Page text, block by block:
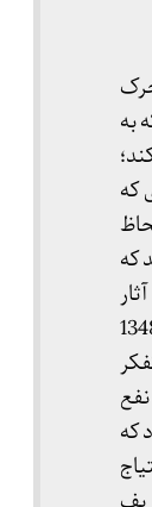
به
که
که
از‌جمله تز «امت و امامت» که جایگاهی تاریخی دارد؛ چون در سال 1348
که